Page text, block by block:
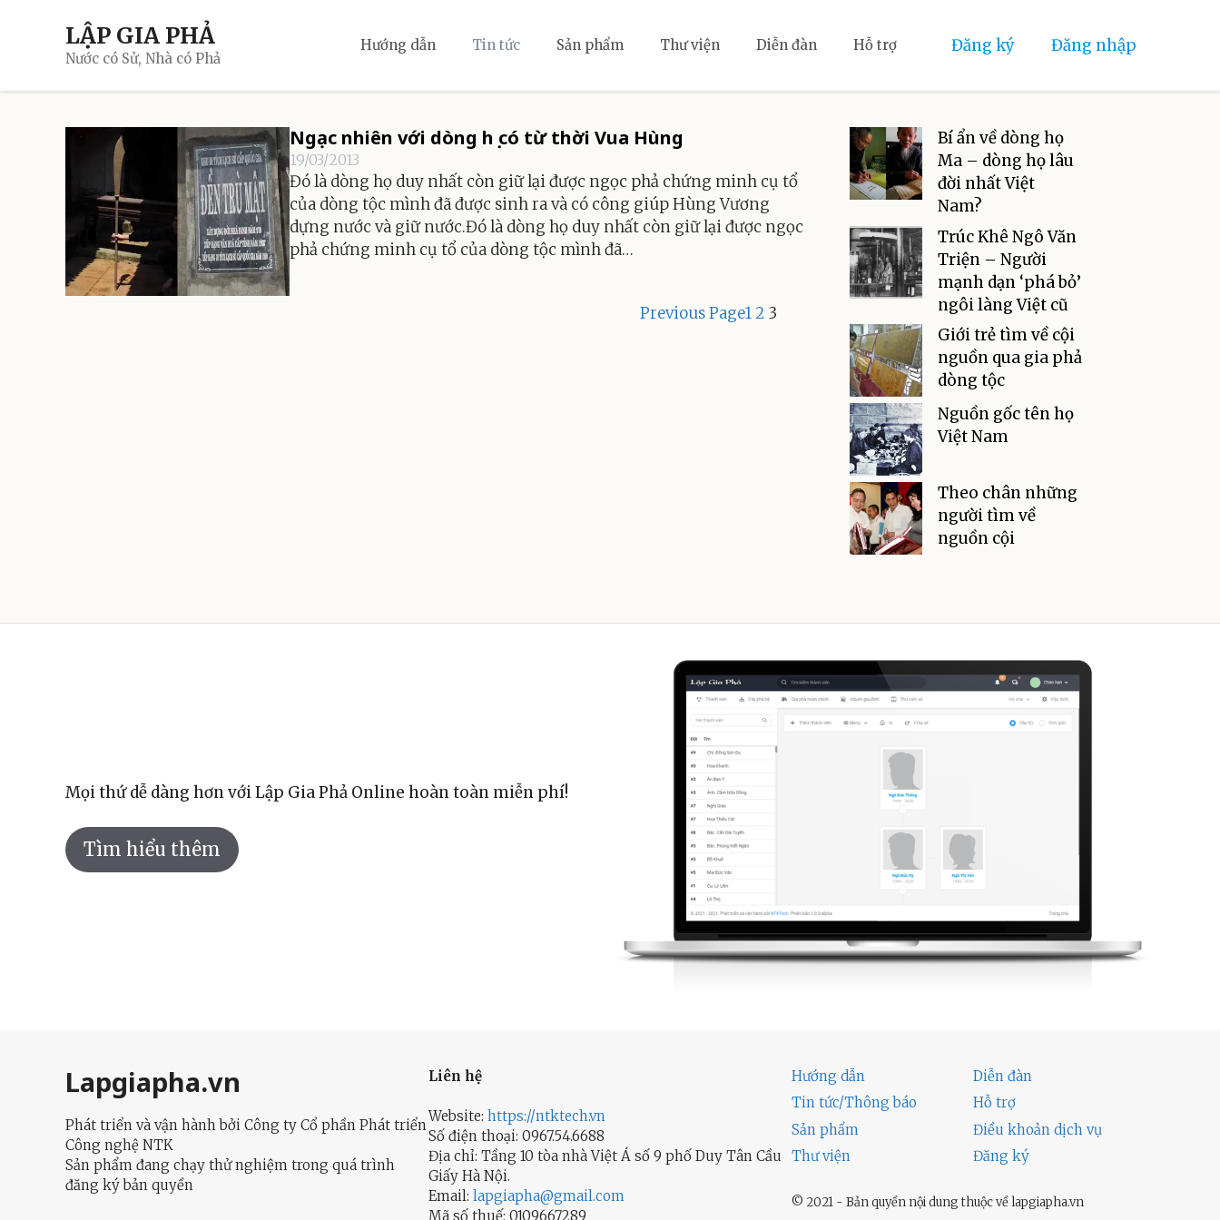
LẬP GIA PHẢ
Nước có Sử, Nhà có Phả
Hướng dẫn Tin tức Sản phẩm Thư viện Diễn đàn Hỗ trợ Đăng ký Đăng nhập
Ngạc nhiên với dòng họ có từ thời Vua Hùng
19/03/2013
Đó là dòng họ duy nhất còn giữ lại được ngọc phả chứng minh cụ tổ
của dòng tộc mình đã được sinh ra và có công giúp Hùng Vương
dựng nước và giữ nước.Đó là dòng họ duy nhất còn giữ lại được ngọc
phả chứng minh cụ tổ của dòng tộc mình đã…
Previous Page12 3
Bí ẩn về dòng họ
Ma – dòng họ lâu
đời nhất Việt
Nam?
Trúc Khê Ngô Văn
Triện – Người
mạnh dạn ‘phá bỏ’
ngôi làng Việt cũ
Giới trẻ tìm về cội
nguồn qua gia phả
dòng tộc
Nguồn gốc tên họ
Việt Nam
Theo chân những
người tìm về
nguồn cội
Mọi thứ dễ dàng hơn với Lập Gia Phả Online hoàn toàn miễn phí!
Tìm hiểu thêm
Lapgiapha.vn
Phát triển và vận hành bởi Công ty Cổ phần Phát triển
Công nghệ NTK
Sản phẩm đang chạy thử nghiệm trong quá trình
đăng ký bản quyền
Liên hệ
Website: https://ntktech.vn
Số điện thoại: 0967.54.6688
Địa chỉ: Tầng 10 tòa nhà Việt Á số 9 phố Duy Tân Cầu
Giấy Hà Nội.
Email: lapgiapha@gmail.com
Mã số thuế: 0109667289
Hướng dẫn
Tin tức/Thông báo
Sản phẩm
Thư viện
Diễn đàn
Hỗ trợ
Điều khoản dịch vụ
Đăng ký
© 2021 - Bản quyền nội dung thuộc về lapgiapha.vn